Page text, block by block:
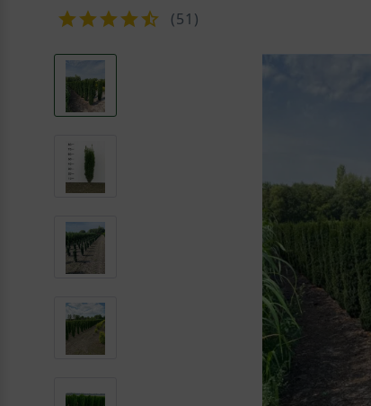
(51 )